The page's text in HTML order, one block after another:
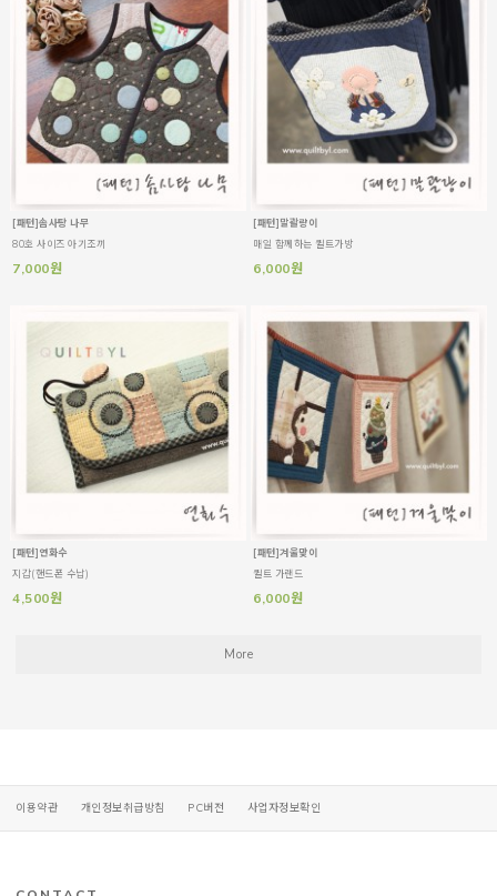
[패턴]솜사탕 나무
80호 사이즈 아기조끼
7,000원
[패턴]말괄량이
매일 함께하는 퀼트가방
6,000원
[패턴]연화수
지갑(핸드폰 수납)
4,500원
[패턴]겨울맞이
퀼트 가랜드
6,000원
More
이용약관 개인정보취급방침 PC버전 사업자정보확인